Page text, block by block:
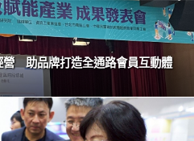
營 助品牌打造全通路會員互動體